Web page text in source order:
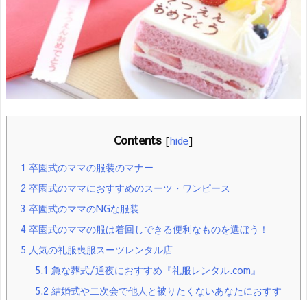
Contents [hide]
1 卒園式のママの服装のマナー
2 卒園式のママにおすすめのスーツ・ワンピース
3 卒園式のママのNGな服装
4 卒園式のママの服は着回しできる便利なものを選ぼう！
5 人気の礼服喪服スーツレンタル店
5.1 急な葬式/通夜におすすめ『礼服レンタル.com』
5.2 結婚式や二次会で他人と被りたくないあなたにおすす